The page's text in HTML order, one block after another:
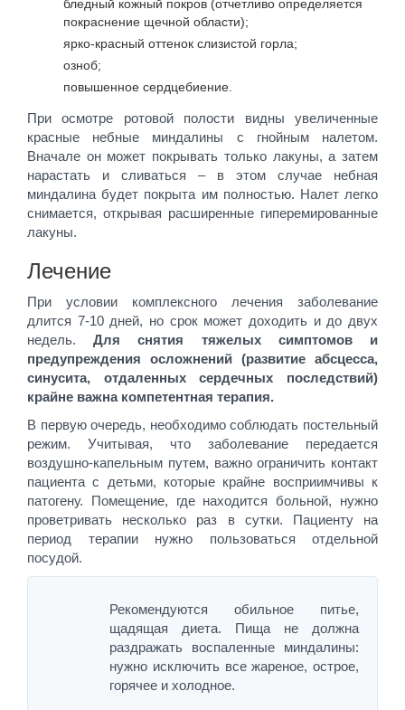
бледный кожный покров (отчетливо определяется
покраснение щечной области);
ярко-красный оттенок слизистой горла;
озноб;
повышенное сердцебиение.
При осмотре ротовой полости видны увеличенные
красные небные миндалины с гнойным налетом.
Вначале он может покрывать только лакуны, а затем
нарастать и сливаться – в этом случае небная
миндалина будет покрыта им полностью. Налет легко
снимается, открывая расширенные гиперемированные
лакуны.
Лечение
При условии комплексного лечения заболевание
длится 7-10 дней, но срок может доходить и до двух
недель.Для снятия тяжелых симптомов и
предупреждения осложнений (развитие абсцесса,
синусита, отдаленных сердечных последствий)
крайне важна компетентная терапия.
В первую очередь, необходимо соблюдать постельный
режим. Учитывая, что заболевание передается
воздушно-капельным путем, важно ограничить контакт
пациента с детьми, которые крайне восприимчивы к
патогену. Помещение, где находится больной, нужно
проветривать несколько раз в сутки. Пациенту на
период терапии нужно пользоваться отдельной
посудой.
Рекомендуются обильное питье,
щадящая диета. Пища не должна
раздражать воспаленные миндалины:
нужно исключить все жареное, острое,
горячее и холодное.